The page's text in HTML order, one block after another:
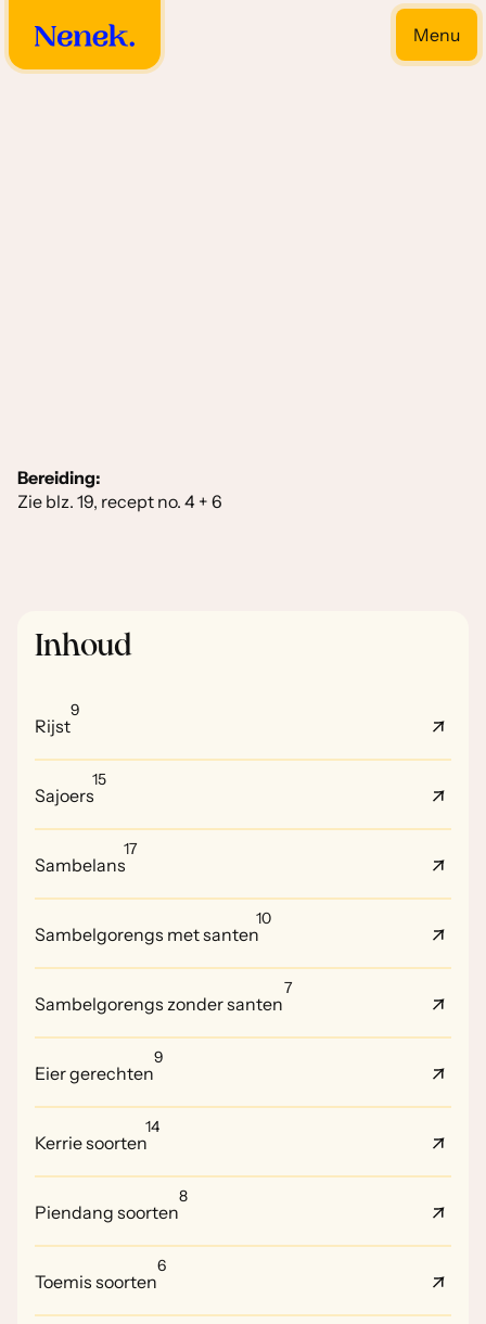
Menu
Bereiding:
Zie blz. 19, recept no. 4 + 6
Inhoud
Rijst
9
Sajoers
15
Sambelans
17
Sambelgorengs met santen
10
Sambelgorengs zonder santen
7
Eier gerechten
9
Kerrie soorten
14
Piendang soorten
8
Toemis soorten
6